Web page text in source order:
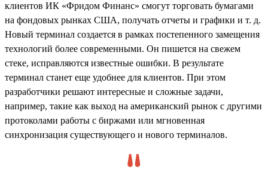
клиентов ИК «Фридом Финанс» смогут торговать бумагами
на фондовых рынках США, получать отчеты и графики и т. д.
Новый терминал создается в рамках постепенного замещения
технологий более современными. Он пишется на свежем
стеке, исправляются известные ошибки. В результате
терминал станет еще удобнее для клиентов. При этом
разработчики решают интересные и сложные задачи,
например, такие как выход на американский рынок с другими
протоколами работы с биржами или мгновенная
синхронизация существующего и нового терминалов.